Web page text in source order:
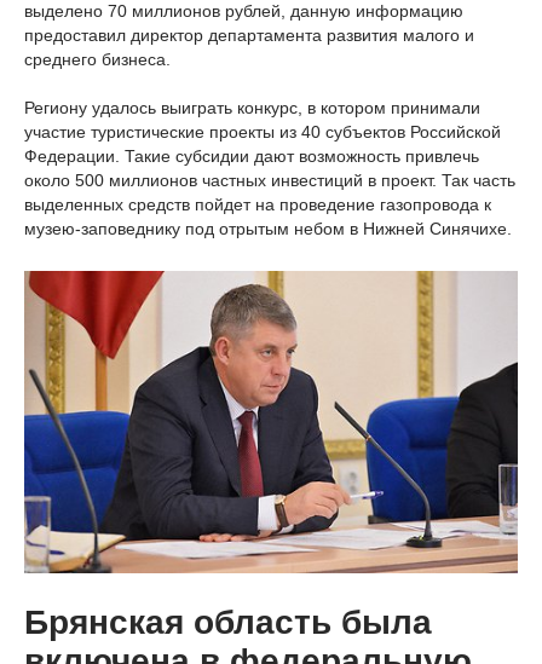
выделено 70 миллионов рублей, данную информацию
предоставил директор департамента развития малого и
среднего бизнеса.
Региону удалось выиграть конкурс, в котором принимали
участие туристические проекты из 40 субъектов Российской
Федерации. Такие субсидии дают возможность привлечь
около 500 миллионов частных инвестиций в проект. Так часть
выделенных средств пойдет на проведение газопровода к
музею-заповеднику под отрытым небом в Нижней Синячихе.
Брянская область была